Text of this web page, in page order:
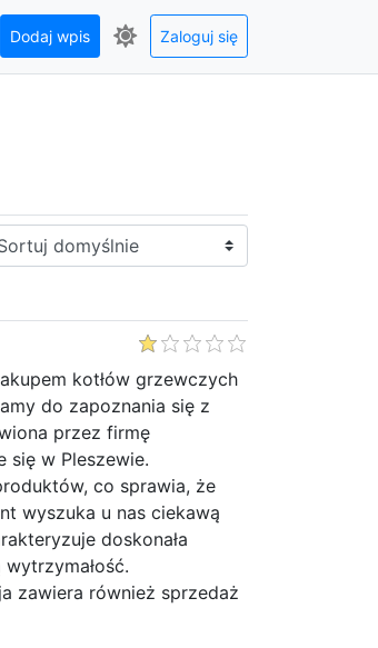
Dodaj wpis Zaloguj się
kotłów grzewczych
do zapoznania się z
przez firmę
się w Pleszewie.
co sprawia, że
wyszuka u nas ciekawą
doskonała
zawiera również sprzedaż